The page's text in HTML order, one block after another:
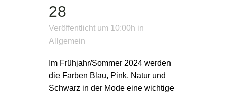
28
Veröffentlicht um 10:00h in
Allgemein
Im Frühjahr/Sommer 2024 werden
die Farben Blau, Pink, Natur und
Schwarz in der Mode eine wichtige